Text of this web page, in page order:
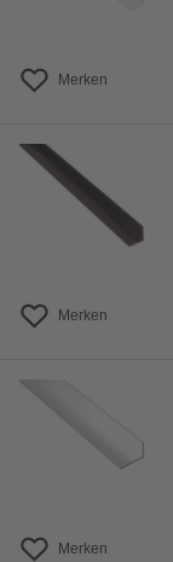
Merken
Merken
Merken